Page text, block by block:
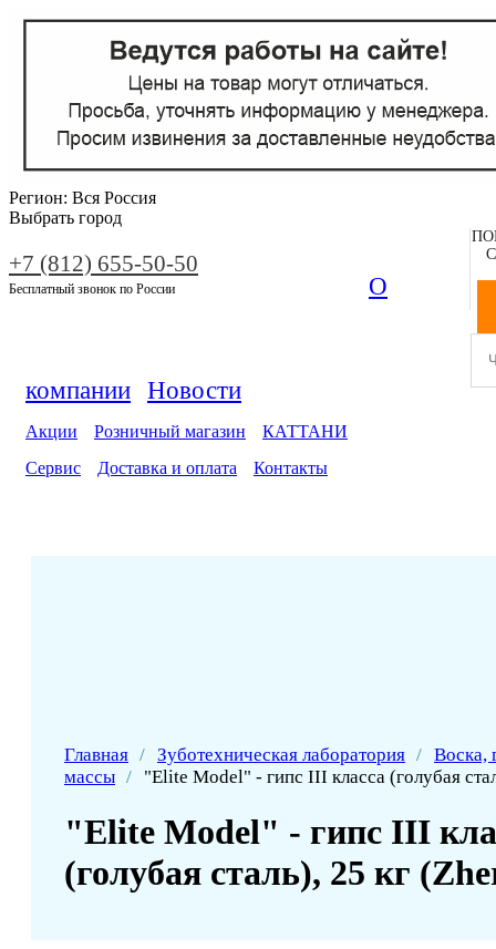
Регион: Вся Россия
Выбрать город
+7 (812) 655-50-50
Бесплатный звонок по России О
компании Новости
Акции Розничный магазин
КАТТАНИ
Сервис
Доставка и оплата Контакты
Главная / Зуботехническая лаборатория / Воска,
массы / "Elite Model" - гипс III класса (голубая
"Elite Model" - гипс III
(голубая сталь), 25 кг